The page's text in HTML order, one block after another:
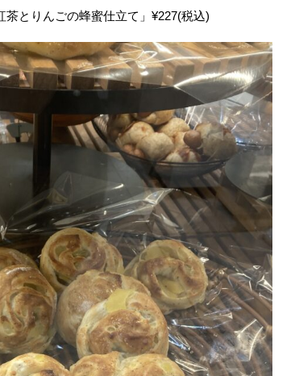
とりんごの蜂蜜仕立て」¥227(税込)